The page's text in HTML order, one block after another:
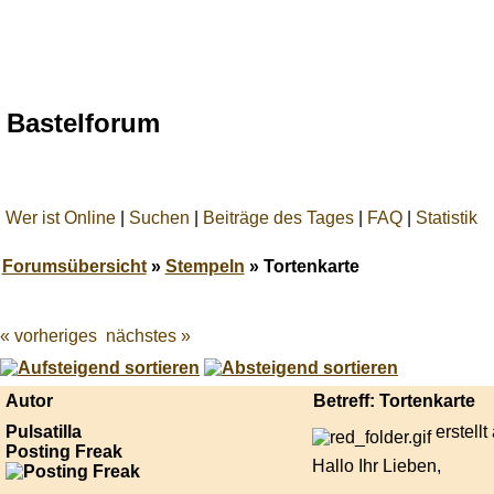
Bastelforum
Wer ist Online Suchen Beiträge des Tages FAQ Statistik
Forumsübersicht» Stempeln » Tortenkarte
Best
online
live
casino
« vorheriges nächstes »
Autor
Betreff: Tortenkarte
Pulsatilla
Posting Freak
erstellt
Hallo Ihr Lieben,